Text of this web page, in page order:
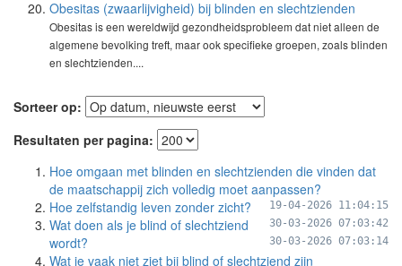
Obesitas (zwaarlijvigheid) bij blinden en slechtzienden
Obesitas is een wereldwijd gezondheidsprobleem dat niet alleen de
algemene bevolking treft, maar ook specifieke groepen, zoals blinden
en slechtzienden....
Sorteer op:
Resultaten per pagina:
Hoe omgaan met blinden en slechtzienden die vinden dat
de maatschappij zich volledig moet aanpassen?
19-04-2026 11:04:15
Hoe zelfstandig leven zonder zicht?
30-03-2026 07:03:42
Wat doen als je blind of slechtziend
wordt?
30-03-2026 07:03:14
Wat je vaak niet ziet bij blind of slechtziend zijn